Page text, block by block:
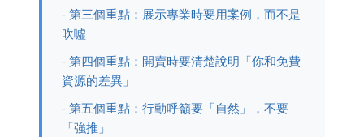
- 第三個重點：展示專業時要用案例，而不是
吹噓
- 第四個重點：開賣時要清楚說明「你和免費
資源的差異」
- 第五個重點：行動呼籲要「自然」，不要
「強推」